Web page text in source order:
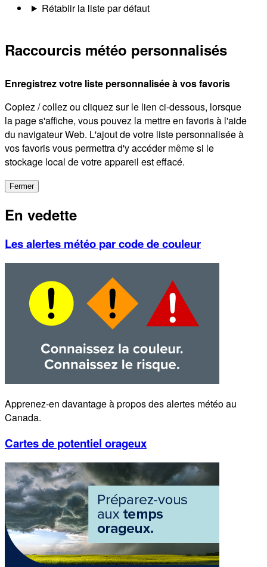
Rétablir la liste par défaut
Raccourcis météo personnalisés
Enregistrez votre liste personnalisée à vos favoris
Copiez / collez ou cliquez sur le lien ci-dessous, lorsque
la page s'affiche, vous pouvez la mettre en favoris à l'aide
du navigateur Web. L'ajout de votre liste personnalisée à
vos favoris vous permettra d'y accéder même si le
stockage local de votre appareil est effacé.
Fermer
En vedette
Les alertes météo par code de couleur
Apprenez-en davantage à propos des alertes météo au
Canada.
Cartes de potentiel orageux